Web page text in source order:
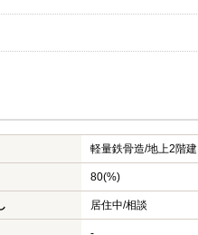
軽量鉄骨造/地上2階建
80(%)
居住中/相談